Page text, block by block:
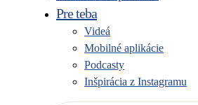
Pre teba
Videá
Mobilné aplikácie
Podcasty
Inšpirácia z Instagramu